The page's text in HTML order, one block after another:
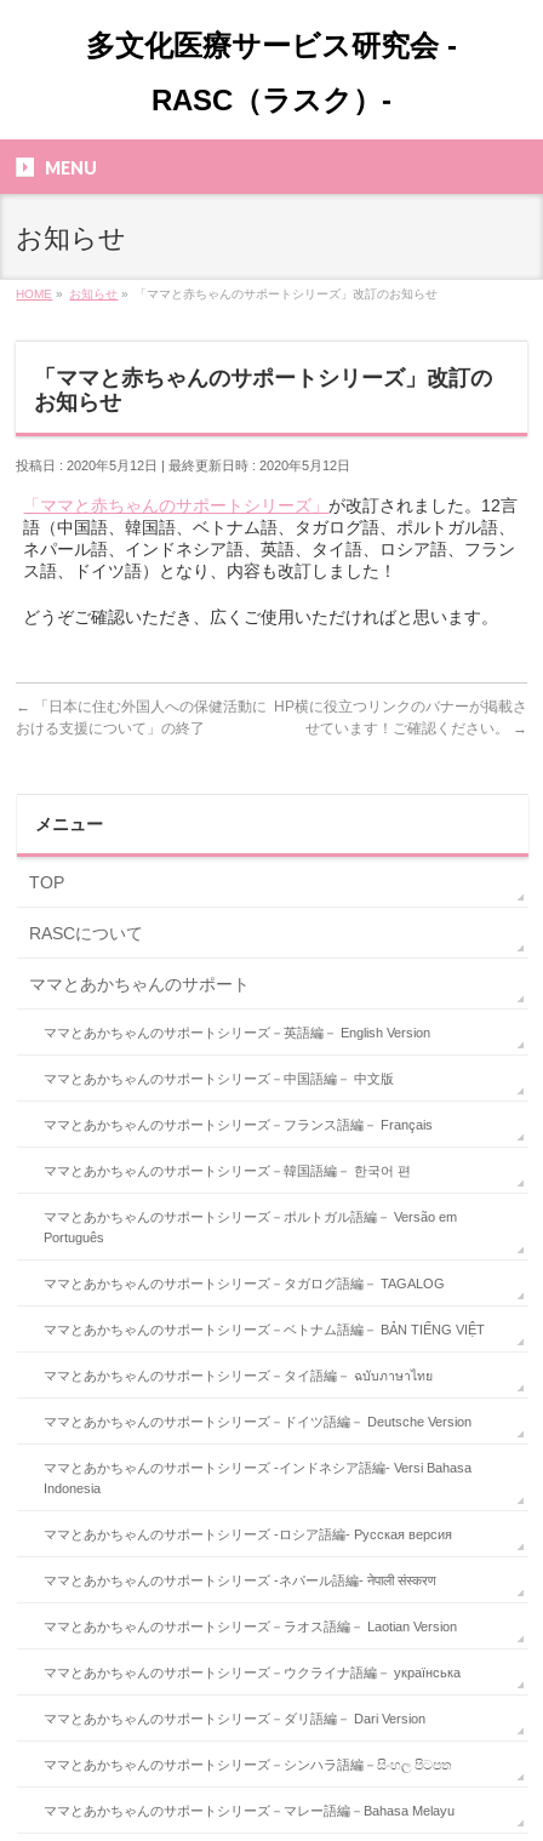
多文化医療サービス研究会 -
RASC（ラスク）-
MENU
お知らせ
HOME » お知らせ » 「ママと赤ちゃんのサポートシリーズ」改訂のお知らせ
「ママと赤ちゃんのサポートシリーズ」改訂の
お知らせ
投稿日 : 2020年5月12日 最終更新日時 : 2020年5月12日
「ママと赤ちゃんのサポートシリーズ」が改訂されました。12言
語（中国語、韓国語、ベトナム語、タガログ語、ポルトガル語、
ネパール語、インドネシア語、英語、タイ語、ロシア語、フラン
ス語、ドイツ語）となり、内容も改訂しました！
どうぞご確認いただき、広くご使用いただければと思います。
←
「日本に住む外国人への保健活動に
おける支援について」の終了
HP横に役立つリンクのバナーが掲載さ
せています！ご確認ください。
→
メニュー
TOP
RASCについて
ママとあかちゃんのサポート
ママとあかちゃんのサポートシリーズ－英語編－ English Version
ママとあかちゃんのサポートシリーズ－中国語編－ 中文版
ママとあかちゃんのサポートシリーズ－フランス語編－ Français
ママとあかちゃんのサポートシリーズ－韓国語編－ 한국어 편
ママとあかちゃんのサポートシリーズ－ポルトガル語編－ Versão em
Português
ママとあかちゃんのサポートシリーズ－タガログ語編－ TAGALOG
ママとあかちゃんのサポートシリーズ－ベトナム語編－ BẢN TIẾNG VIỆT
ママとあかちゃんのサポートシリーズ－タイ語編－ ฉบับภาษาไทย
ママとあかちゃんのサポートシリーズ－ドイツ語編－ Deutsche Version
ママとあかちゃんのサポートシリーズ -インドネシア語編- Versi Bahasa
Indonesia
ママとあかちゃんのサポートシリーズ -ロシア語編- Русская версия
ママとあかちゃんのサポートシリーズ -ネパール語編- नेपाली संस्करण
ママとあかちゃんのサポートシリーズ－ラオス語編－ Laotian Version
ママとあかちゃんのサポートシリーズ－ウクライナ語編－ українська
ママとあかちゃんのサポートシリーズ－ダリ語編－ Dari Version
ママとあかちゃんのサポートシリーズ－シンハラ語編－සිංහල පිටපත
ママとあかちゃんのサポートシリーズ－マレー語編－Bahasa Melayu